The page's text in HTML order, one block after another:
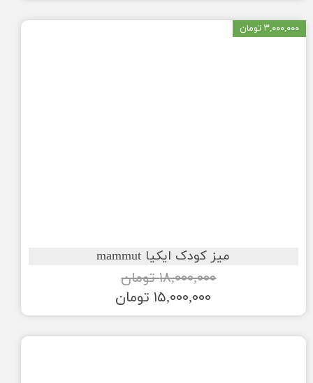
میز کودک ایکیا mammut
۱۸,۰۰۰,۰۰۰ تومان
۱۵,۰۰۰,۰۰۰ تومان
۳,۰۰۰,۰۰۰ تومان